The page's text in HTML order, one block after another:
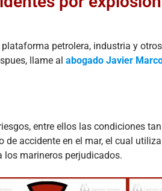
petrolera, industria y
llame al abogado Javier
entre ellos las condiciones
de accidente en el mar, el cual
los marineros perjudicados.